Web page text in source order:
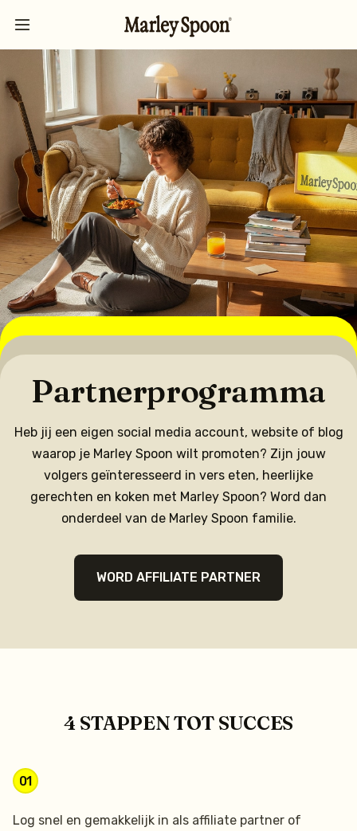
Partnerprogramma
Heb jij een eigen social media account, website of blog
waarop je Marley Spoon wilt promoten? Zijn jouw
volgers geïnteresseerd in vers eten, heerlijke
gerechten en koken met Marley Spoon? Word dan
onderdeel van de Marley Spoon familie.
WORD AFFILIATE PARTNER
4 STAPPEN TOT SUCCES
01
Log snel en gemakkelijk in als affiliate partner of